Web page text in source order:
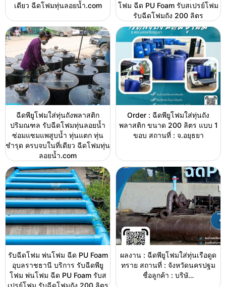
เดียว ฉีดโฟมทุ่นลอยน้ำ.com
โฟม ฉีด PU Foam รับสเปรย์โฟม
รับฉีดโฟมถัง 200 ลิตร
ฉีดพียูโฟมใส่ทุ่นถังพลาสติก
ปริมณฑล รับฉีดโฟมทุ่นลอยน้ำ
ซ่อมแซมแพสูบน้ำ ทุ่นแตก ทุ่น
ชำรุด ครบจบในที่เดียว ฉีดโฟมทุ่น
ลอยน้ำ.com
Order : ฉีดพียูโฟมใส่ทุ่นถัง
พลาสติก ขนาด 200 ลิตร แบบ 1
ขอบ สถานที่ : จ.อยุธยา
รับฉีดโฟม พ่นโฟม ฉีด PU Foam
อุบลราชธานี บริการ รับฉีดพียู
โฟม พ่นโฟม ฉีด PU Foam รับส
ผลงาน : ฉีดพียูโฟมใส่ทุ่นเรือดูด
ทราย สถานที่ : จังหวัดนครปฐม
ชื่อลูกค้า : บริษั…